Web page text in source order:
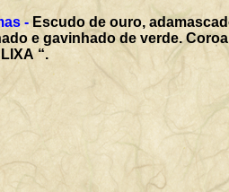
- Escudo de ouro,
e gavinhado de verde.
“.